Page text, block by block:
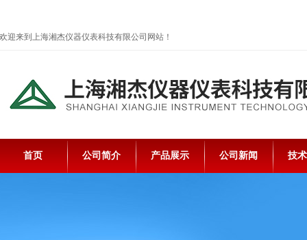
欢迎来到上海湘杰仪器仪表科技有限公司网站！
首页 公司简介 产品展示 公司新闻 技